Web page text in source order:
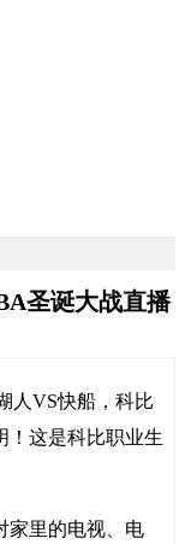
圣诞大战直播
人VS快船，科比
！这是科比职业生
家里的电视、电